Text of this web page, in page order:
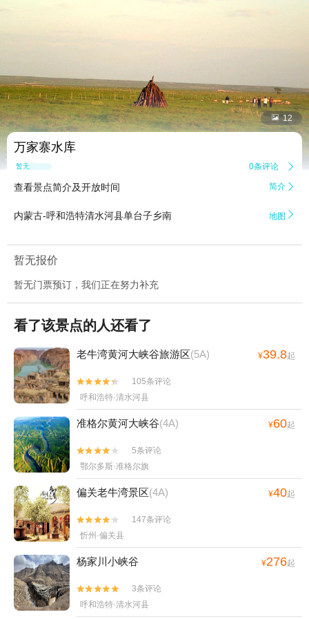
 12
万家寨水库
暂无点评 0条评论 
查看景点简介及开放时间 简介 
内蒙古-呼和浩特清水河县单台子乡南 地图 
暂无报价
暂无门票预订，我们正在努力补充
看了该景点的人还看了
老牛湾黄河大峡谷旅游区(5A) ¥39.8起


105条评论
呼和浩特·清水河县
准格尔黄河大峡谷(4A) ¥60起


5条评论
鄂尔多斯·准格尔旗
偏关老牛湾景区(4A) ¥40起


147条评论
忻州·偏关县
杨家川小峡谷 ¥276起


3条评论
呼和浩特·清水河县